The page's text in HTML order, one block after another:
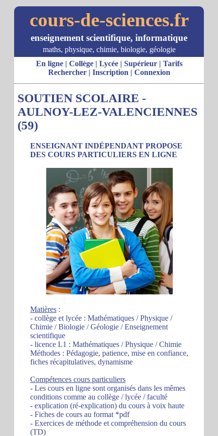
cours-de-sciences.fr
enseignement scientifique, informatique
maths, physique, chimie, biologie, géologie
En ligne| Collège| Lycée| Supérieur| Tarifs
Rechercher| Inscription | Connexion
SOUTIEN SCOLAIRE -
AULNOY-LEZ-VALENCIENNES
(59)
ENSEIGNANT INDÉPENDANT PROPOSE
DES COURS PARTICULIERS EN LIGNE
Matières :
- collège et lycée : Mathématiques / Physique /
Chimie / Biologie / Géologie / Enseignement
scientifique
- licence L1 : Mathématiques / Physique / Chimie
Méthodes : Pédagogie, patience, mise en confiance,
fiches récapitulatives, dynamisme
Compétences cours particuliers
- Les cours en ligne sont organisés dans les mêmes
conditions comme au collège / lycée / faculté
- explication (ré-explication) du cours à voix haute
- Fiches de cours au format *pdf
- Exercices de méthode et compréhension du cours
(TD)